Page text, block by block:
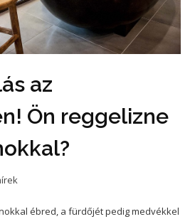
az
Ön reggelizne
ébred, a fürdőjét pedig medvékkel